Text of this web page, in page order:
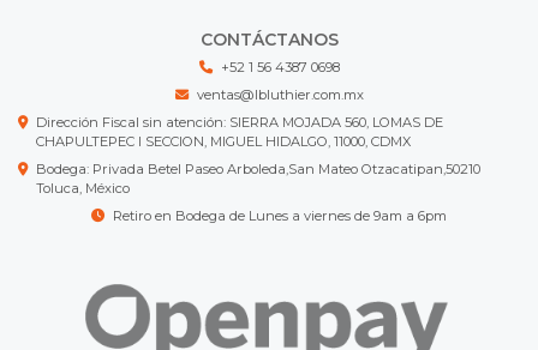
CONTÁCTANOS
+52 1 56 4387 0698
ventas@lbluthier.com.mx
Dirección Fiscal sin atención: SIERRA MOJADA 560, LOMAS DE
CHAPULTEPEC I SECCION, MIGUEL HIDALGO, 11000, CDMX
Bodega: Privada Betel Paseo Arboleda,San Mateo Otzacatipan,50210
Toluca, México
Retiro en Bodega de Lunes a viernes de 9am a 6pm